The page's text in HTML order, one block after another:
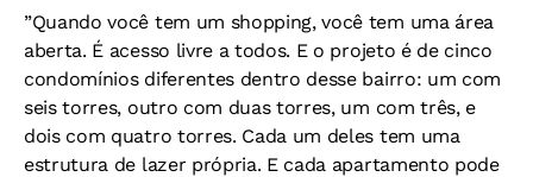
”Quando você tem um shopping, você tem uma área
aberta. É acesso livre a todos. E o projeto é de cinco
condomínios diferentes dentro desse bairro: um com
seis torres, outro com duas torres, um com três, e
dois com quatro torres. Cada um deles tem uma
estrutura de lazer própria. E cada apartamento pode